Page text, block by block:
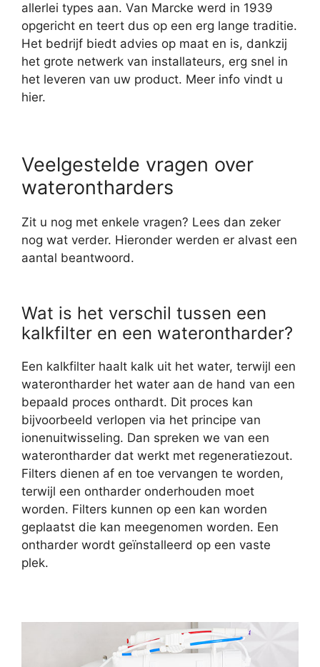
allerlei types aan. Van Marcke werd in 1939
opgericht en teert dus op een erg lange traditie.
Het bedrijf biedt advies op maat en is, dankzij
het grote netwerk van installateurs, erg snel in
het leveren van uw product. Meer info vindt u
hier.
Veelgestelde vragen over
waterontharders
Zit u nog met enkele vragen? Lees dan zeker
nog wat verder. Hieronder werden er alvast een
aantal beantwoord.
Wat is het verschil tussen een
kalkfilter en een waterontharder?
Een kalkfilter haalt kalk uit het water, terwijl een
waterontharder het water aan de hand van een
bepaald proces onthardt. Dit proces kan
bijvoorbeeld verlopen via het principe van
ionenuitwisseling. Dan spreken we van een
waterontharder dat werkt met regeneratiezout.
Filters dienen af en toe vervangen te worden,
terwijl een ontharder onderhouden moet
worden. Filters kunnen op een kan worden
geplaatst die kan meegenomen worden. Een
ontharder wordt geïnstalleerd op een vaste
plek.